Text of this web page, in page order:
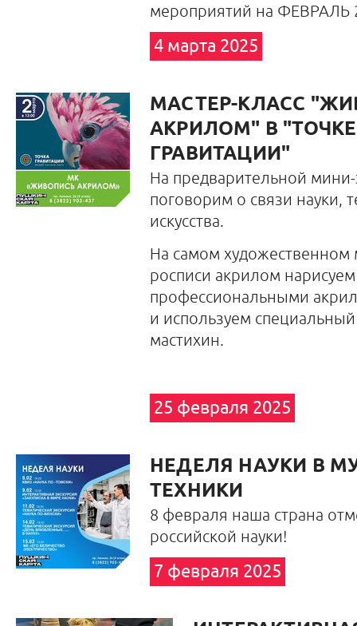
мероприятий на ФЕВРАЛЬ
4 марта 2025
МАСТЕР-КЛАСС
АКРИЛОМ" В "ТОЧКЕ
ГРАВИТАЦИИ"
На предварительной
поговорим о связи науки,
искусства.
На самом художественном
росписи акрилом
профессиональными
и используем
мастихин.
25 февраля 2025
НЕДЕЛЯ НАУКИ В
ТЕХНИКИ
8 февраля наша страна
российской науки!
7 февраля 2025